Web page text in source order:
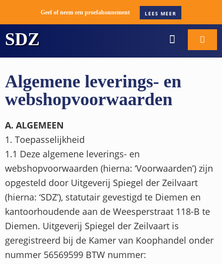
Geef of neem een proefabonnement LEES MEER
SDZ
Algemene leverings- en
webshopvoorwaarden
A. ALGEMEEN
1. Toepasselijkheid
1.1 Deze algemene leverings- en
webshopvoorwaarden (hierna: ‘Voorwaarden’) zijn
opgesteld door Uitgeverij Spiegel der Zeilvaart
(hierna: ‘SDZ’), statutair gevestigd te Diemen en
kantoorhoudende aan de Weesperstraat 118-B te
Diemen. Uitgeverij Spiegel der Zeilvaart is
geregistreerd bij de Kamer van Koophandel onder
nummer 56569599 BTW nummer: